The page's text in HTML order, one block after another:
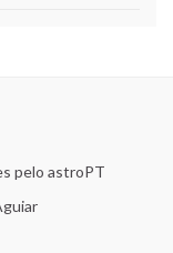
pelo astroPT